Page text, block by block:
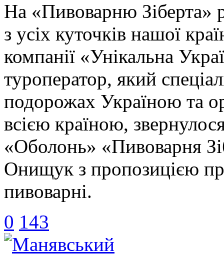
На «Пивоварню Зіберта»
з усіх куточків нашої
компанії «Унікальна
туроператор, який
подорожах Україною та
всією країною,
«Оболонь» «Пивоварня
Онищук з пропозицією
пивоварні.
0 143